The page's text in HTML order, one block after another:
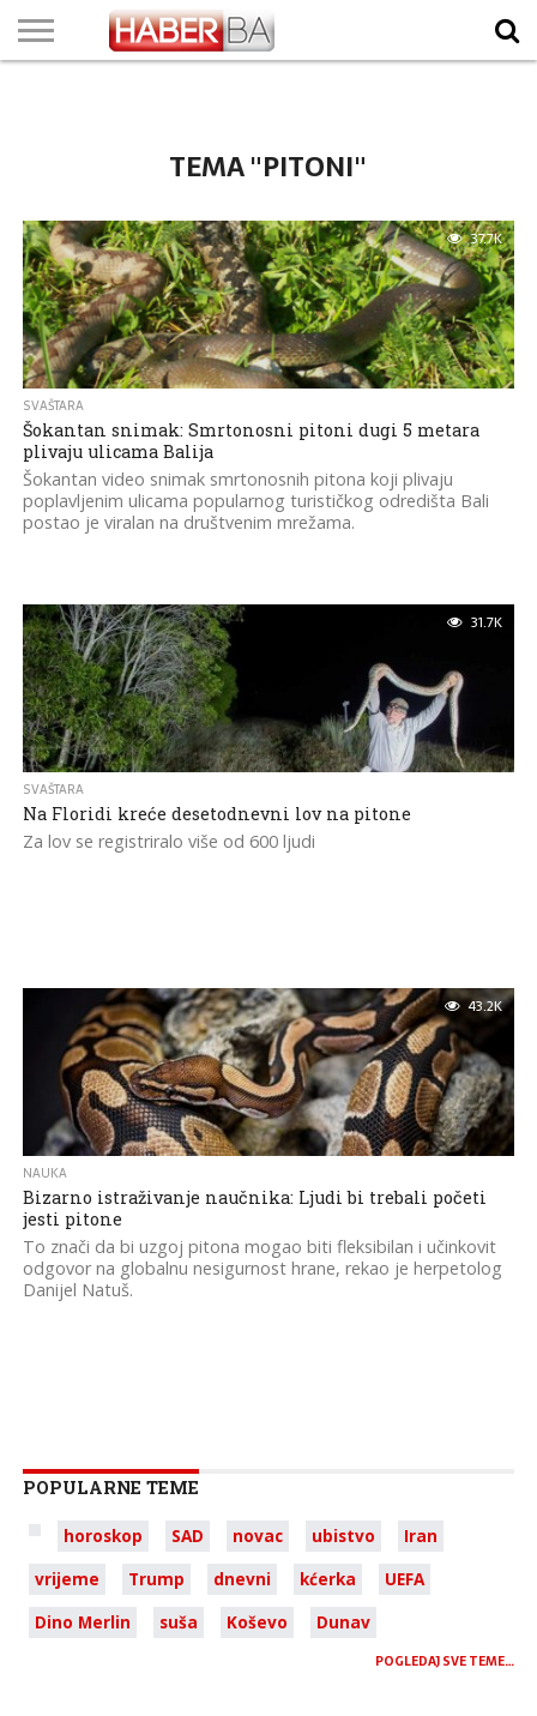
TEMA "PITONI"
37.7K
SVAŠTARA
Šokantan snimak: Smrtonosni pitoni dugi 5 metara
plivaju ulicama Balija
Šokantan video snimak smrtonosnih pitona koji plivaju
poplavljenim ulicama popularnog turističkog odredišta Bali
postao je viralan na društvenim mrežama.
31.7K
SVAŠTARA
Na Floridi kreće desetodnevni lov na pitone
Za lov se registriralo više od 600 ljudi
43.2K
NAUKA
Bizarno istraživanje naučnika: Ljudi bi trebali početi
jesti pitone
To znači da bi uzgoj pitona mogao biti fleksibilan i učinkovit
odgovor na globalnu nesigurnost hrane, rekao je herpetolog
Danijel Natuš.
POPULARNE TEME
horoskop SAD novac ubistvo
Iran
vrijeme
Trump dnevni kćerka
UEFA
Dino Merlin
suša Koševo Dunav
POGLEDAJ SVE TEME…